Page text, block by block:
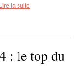
Lire la suite
: le top du